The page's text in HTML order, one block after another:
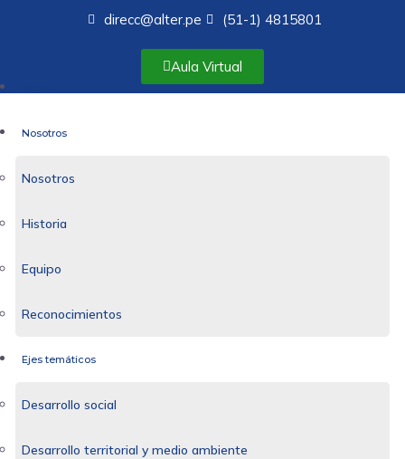
direcc@alter.pe (51-1) 4815801
Aula Virtual
Nosotros
Nosotros
Historia
Equipo
Reconocimientos
Ejes temáticos
Desarrollo social
Desarrollo territorial y medio ambiente